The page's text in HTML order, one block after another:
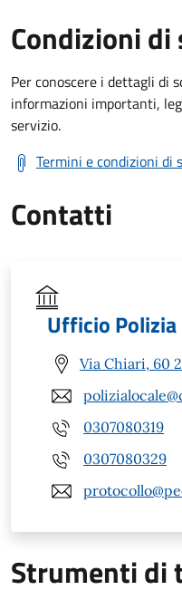
Condizioni di
Per conoscere i dettagli di
informazioni importanti,
servizio.
Termini e condizioni di
Contatti
Ufficio Polizia
Via Chiari, 60
0307080319
0307080329
Strumenti di